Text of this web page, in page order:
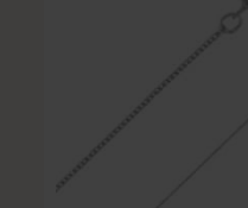
valinnat
tuotteen